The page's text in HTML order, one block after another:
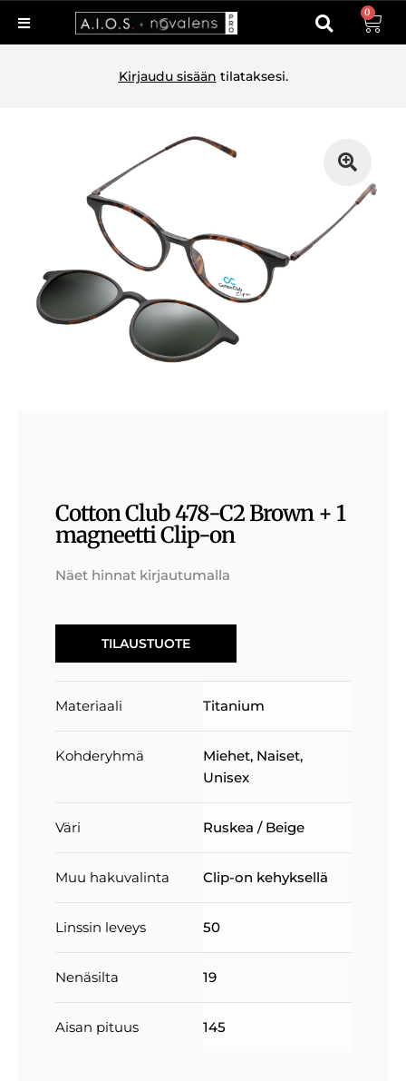
0
Kirjaudu sisään tilataksesi.
Cotton Club 478-C2 Brown + 1
magneetti Clip-on
Näet hinnat kirjautumalla
TILAUSTUOTE
Materiaali Titanium
Kohderyhmä Miehet, Naiset,
Unisex
Väri Ruskea / Beige
Muu hakuvalinta Clip-on kehyksellä
Linssin leveys 50
Nenäsilta 19
Aisan pituus 145